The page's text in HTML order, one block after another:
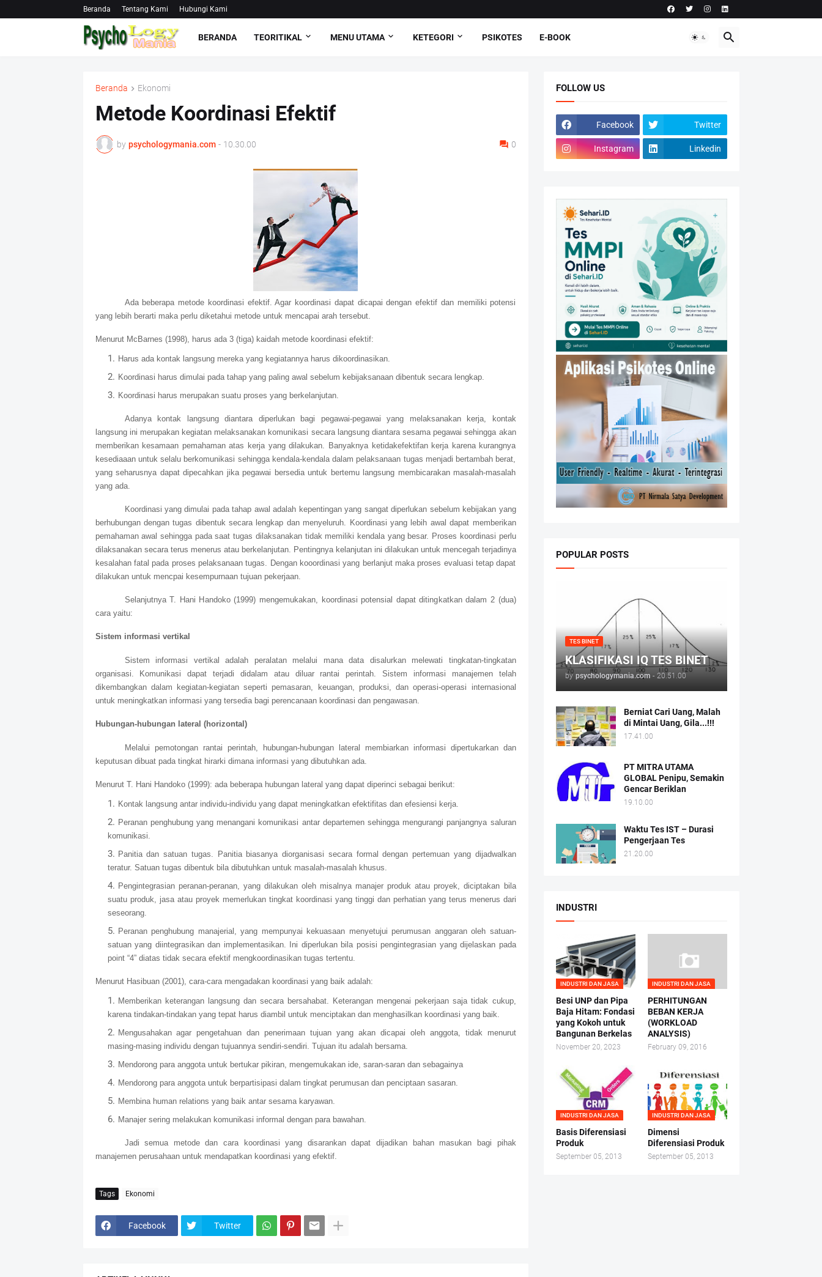
Beranda Tentang Kami Hubungi Kami
BERANDA TEORITIKAL MENU UTAMA KETEGORI PSIKOTES E-BOOK
Beranda Ekonomi
Metode Koordinasi Efektif
by psychologymania.com - 10.30.00 0
Ada beberapa metode koordinasi efektif. Agar koordinasi dapat dicapai dengan efektif dan memiliki potensi
yang lebih berarti maka perlu diketahui metode untuk mencapai arah tersebut.
Menurut McBarnes (1998), harus ada 3 (tiga) kaidah metode koordinasi efektif:
Harus ada kontak langsung mereka yang kegiatannya harus dikoordinasikan.
Koordinasi harus dimulai pada tahap yang paling awal sebelum kebijaksanaan dibentuk secara lengkap.
Koordinasi harus merupakan suatu proses yang berkelanjutan.
Adanya kontak langsung diantara diperlukan bagi pegawai-pegawai yang melaksanakan kerja, kontak
langsung ini merupakan kegiatan melaksanakan komunikasi secara langsung diantara sesama pegawai sehingga akan
memberikan kesamaan pemahaman atas kerja yang dilakukan. Banyaknya ketidakefektifan kerja karena kurangnya
kesediaaan untuk selalu berkomunikasi sehingga kendala-kendala dalam pelaksanaan tugas menjadi bertambah berat,
yang seharusnya dapat dipecahkan jika pegawai bersedia untuk bertemu langsung membicarakan masalah-masalah
yang ada.
Koordinasi yang dimulai pada tahap awal adalah kepentingan yang sangat diperlukan sebelum kebijakan yang
berhubungan dengan tugas dibentuk secara lengkap dan menyeluruh. Koordinasi yang lebih awal dapat memberikan
pemahaman awal sehingga pada saat tugas dilaksanakan tidak memiliki kendala yang besar. Proses koordinasi perlu
dilaksanakan secara terus menerus atau berkelanjutan. Pentingnya kelanjutan ini dilakukan untuk mencegah terjadinya
kesalahan fatal pada proses pelaksanaan tugas. Dengan kooordinasi yang berlanjut maka proses evaluasi tetap dapat
dilakukan untuk mencpai kesempurnaan tujuan pekerjaan.
Selanjutnya T. Hani Handoko (1999) mengemukakan, koordinasi potensial dapat ditingkatkan dalam 2 (dua)
cara yaitu:
Sistem informasi vertikal
Sistem informasi vertikal adalah peralatan melalui mana data disalurkan melewati tingkatan-tingkatan
organisasi. Komunikasi dapat terjadi didalam atau diluar rantai perintah. Sistem informasi manajemen telah
dikembangkan dalam kegiatan-kegiatan seperti pemasaran, keuangan, produksi, dan operasi-operasi internasional
untuk meningkatkan informasi yang tersedia bagi perencanaan koordinasi dan pengawasan.
Hubungan-hubungan lateral (horizontal)
Melalui pemotongan rantai perintah, hubungan-hubungan lateral membiarkan informasi dipertukarkan dan
keputusan dibuat pada tingkat hirarki dimana informasi yang dibutuhkan ada.
Menurut T. Hani Handoko (1999): ada beberapa hubungan lateral yang dapat diperinci sebagai berikut:
Kontak langsung antar individu-individu yang dapat meningkatkan efektifitas dan efesiensi kerja.
Peranan penghubung yang menangani komunikasi antar departemen sehingga mengurangi panjangnya saluran
komunikasi.
Panitia dan satuan tugas. Panitia biasanya diorganisasi secara formal dengan pertemuan yang dijadwalkan
teratur. Satuan tugas dibentuk bila dibutuhkan untuk masalah-masalah khusus.
Pengintegrasian peranan-peranan, yang dilakukan oleh misalnya manajer produk atau proyek, diciptakan bila
suatu produk, jasa atau proyek memerlukan tingkat koordinasi yang tinggi dan perhatian yang terus menerus dari
seseorang.
Peranan penghubung manajerial, yang mempunyai kekuasaan menyetujui perumusan anggaran oleh satuan-
satuan yang diintegrasikan dan implementasikan. Ini diperlukan bila posisi pengintegrasian yang dijelaskan pada
point “4” diatas tidak secara efektif mengkoordinasikan tugas tertentu.
Menurut Hasibuan (2001), cara-cara mengadakan koordinasi yang baik adalah:
Memberikan keterangan langsung dan secara bersahabat. Keterangan mengenai pekerjaan saja tidak cukup,
karena tindakan-tindakan yang tepat harus diambil untuk menciptakan dan menghasilkan koordinasi yang baik.
Mengusahakan agar pengetahuan dan penerimaan tujuan yang akan dicapai oleh anggota, tidak menurut
masing-masing individu dengan tujuannya sendiri-sendiri. Tujuan itu adalah bersama.
Mendorong para anggota untuk bertukar pikiran, mengemukakan ide, saran-saran dan sebagainya
Mendorong para anggota untuk berpartisipasi dalam tingkat perumusan dan penciptaan sasaran.
Membina human relations yang baik antar sesama karyawan.
Manajer sering melakukan komunikasi informal dengan para bawahan.
Jadi semua metode dan cara koordinasi yang disarankan dapat dijadikan bahan masukan bagi pihak
manajemen perusahaan untuk mendapatkan koordinasi yang efektif.
Tags Ekonomi
Facebook Twitter
FOLLOW US
Facebook Twitter
Instagram Linkedin
POPULAR POSTS
TES BINET
KLASIFIKASI IQ TES BINET
by psychologymania.com - 20.51.00
Berniat Cari Uang, Malah
di Mintai Uang, Gila...!!!
17.41.00
PT MITRA UTAMA
GLOBAL Penipu, Semakin
Gencar Beriklan
19.10.00
Waktu Tes IST – Durasi
Pengerjaan Tes
21.20.00
INDUSTRI
INDUSTRI DAN JASA
Besi UNP dan Pipa
Baja Hitam: Fondasi
yang Kokoh untuk
Bangunan Berkelas
November 20, 2023
INDUSTRI DAN JASA
PERHITUNGAN
BEBAN KERJA
(WORKLOAD
ANALYSIS)
February 09, 2016
INDUSTRI DAN JASA
Basis Diferensiasi
Produk
September 05, 2013
INDUSTRI DAN JASA
Dimensi
Diferensiasi Produk
September 05, 2013